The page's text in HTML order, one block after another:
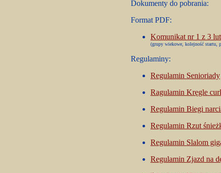
Dokumenty do pobrania:
Format PDF:
Komunikat nr 1 z 3
(grupy wiekowe, kolejność startu,
Regulaminy:
Regulamin Senioriady
Ragulamin Kręgle
Regulamin Biegi
Regulamin Rzut
Regulamin Slalom
Regulamin Zjazd na